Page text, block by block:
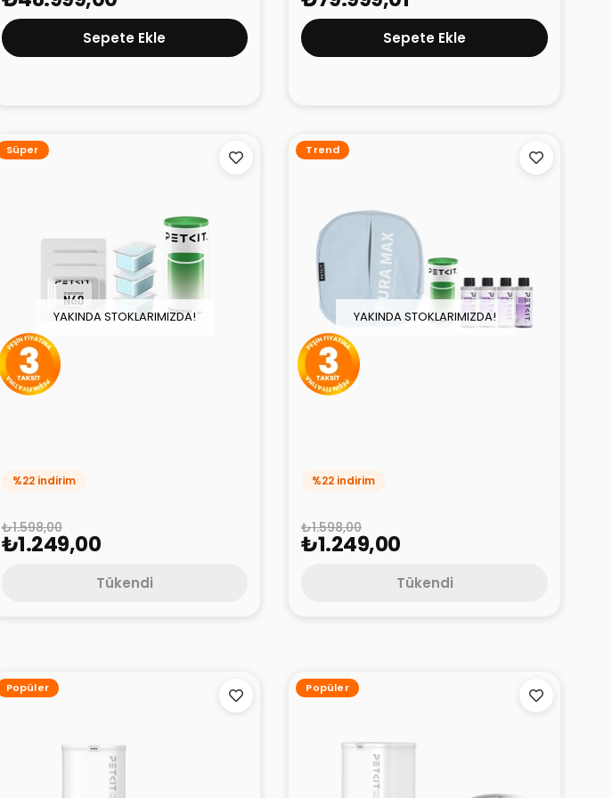
Sepete Ekle Sepete Ekle
YAKINDA STOKLARIMIZDA!
%22 indirim
₺1.249,00
₺1.598,00
Tükendi
Süper
YAKINDA STOKLARIMIZDA!
%22 indirim
₺1.249,00
₺1.598,00
Tükendi
Trend
Popüler Popüler